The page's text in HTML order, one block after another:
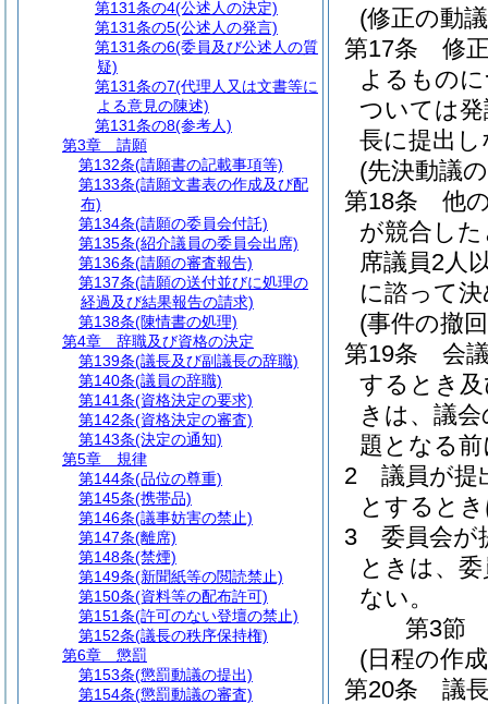
(修正の動
第17条
修
よるもの
ついては
長に提出
(先決動議
第18条
他
が競合し
席議員2人
に諮って
(事件の撤
第19条
会
するとき
きは、議
題となる
2
議員が提
とすると
3
委員会が
ときは、
ない。
第3節
(日程の作
第20条
議
第131条の4(公述人の決定)
第131条の5(公述人の発言)
第131条の6(委員及び公述人の質
疑)
第131条の7(代理人又は文書等に
よる意見の陳述)
第131条の8(参考人)
第3章
請願
第132条(請願書の記載事項等)
第133条(請願文書表の作成及び配
布)
第134条(請願の委員会付託)
第135条(紹介議員の委員会出席)
第136条(請願の審査報告)
第137条(請願の送付並びに処理の
経過及び結果報告の請求)
第138条(陳情書の処理)
第4章
辞職及び資格の決定
第139条(議長及び副議長の辞職)
第140条(議員の辞職)
第141条(資格決定の要求)
第142条(資格決定の審査)
第143条(決定の通知)
第5章
規律
第144条(品位の尊重)
第145条(携帯品)
第146条(議事妨害の禁止)
第147条(離席)
第148条(禁煙)
第149条(新聞紙等の閲読禁止)
第150条(資料等の配布許可)
第151条(許可のない登壇の禁止)
第152条(議長の秩序保持権)
第6章
懲罰
第153条(懲罰動議の提出)
第154条(懲罰動議の審査)